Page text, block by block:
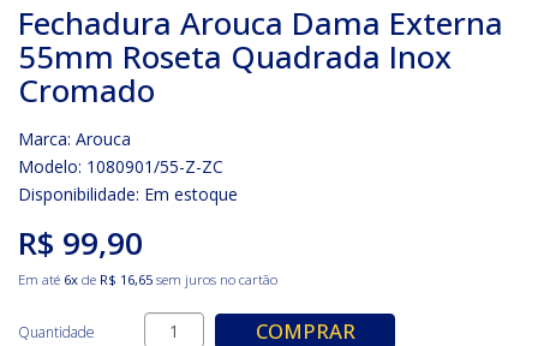
Fechadura Arouca Dama Externa
55mm Roseta Quadrada Inox
Cromado
Marca: Arouca
Modelo: 1080901/55-Z-ZC
Disponibilidade: Em estoque
R$ 99,90
Em até 6x de R$ 16,65 sem juros no cartão
Quantidade COMPRAR